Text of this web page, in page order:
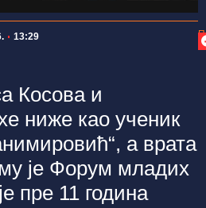
13:29
Косова и
ниже као ученик
а врата
је Форум младих
пре 11 година